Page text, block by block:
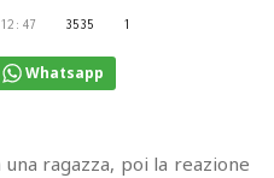
3535 1
Whatsapp
ragazza, poi la reazione